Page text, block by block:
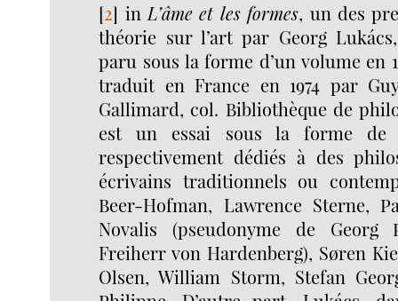
[2] in L’âme et les formes, un des
théorie sur l’art par Georg
paru sous la forme d’un volume en
traduit en France en 1974 par
Gallimard, col. Bibliothèque de
est un essai sous la forme de
respectivement dédiés à des
écrivains traditionnels ou
Beer-Hofman, Lawrence Sterne,
Novalis (pseudonyme de Georg
Freiherr von Hardenberg), Søren
Olsen, William Storm, Stefan